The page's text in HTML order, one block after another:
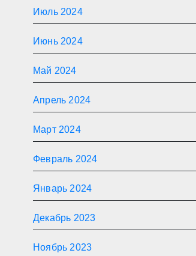
Июль 2024
Июнь 2024
Май 2024
Апрель 2024
Март 2024
Февраль 2024
Январь 2024
Декабрь 2023
Ноябрь 2023